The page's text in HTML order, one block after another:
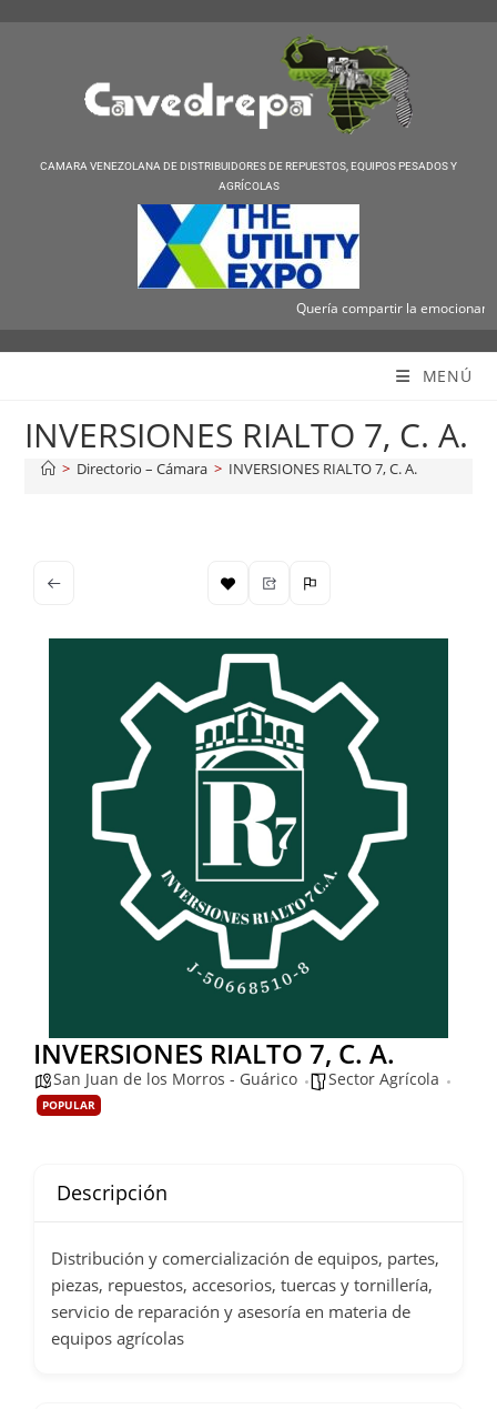
CAMARA VENEZOLANA DE DISTRIBUIDORES DE REPUESTOS, EQUIPOS PESADOS Y
AGRÍCOLAS
Quería compartir la
MENÚ
INVERSIONES RIALTO 7, C. A.
> Directorio – Cámara > INVERSIONES RIALTO 7, C. A.
INVERSIONES RIALTO 7, C. A.
San Juan de los Morros - Guárico Sector Agrícola
POPULAR
Descripción
Distribución y comercialización de equipos, partes,
piezas, repuestos, accesorios, tuercas y tornillería,
servicio de reparación y asesoría en materia de
equipos agrícolas